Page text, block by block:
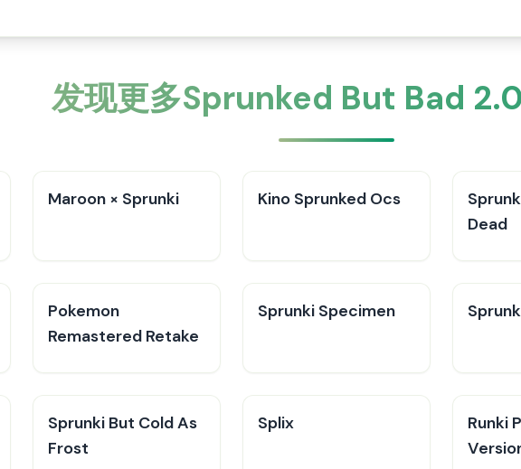
发现更多Sprunked But Bad
Maroon × Sprunki Kino Sprunked Ocs
Dead
Pokemon
Remastered Retake
Sprunki Specimen
Sprunki But Cold As
Frost
Splix
Runki